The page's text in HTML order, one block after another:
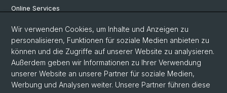
Online Services
Personensuche
PhD Programm
Dokumente & Links
News & Events
Wir verwenden Cookies, um Inhalte und Anzeigen zu
personalisieren, Funktionen für soziale Medien anbieten zu
können und die Zugriffe auf unserer Website zu analysieren.
Außerdem geben wir Informationen zu Ihrer Verwendung
unserer Website an unsere Partner für soziale Medien,
Werbung und Analysen weiter. Unsere Partner führen diese